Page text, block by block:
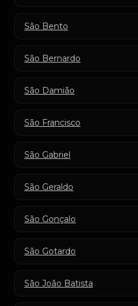
São Bento
São Bernardo
São Damião
São Francisco
São Gabriel
São Geraldo
São Gonçalo
São Gotardo
São João Batista